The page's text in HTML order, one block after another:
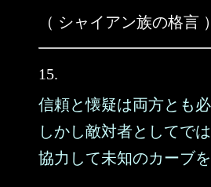
（ シャイアン族の格言 ）
15.
信頼と懐疑は両方とも必
しかし敵対者としてでは
協力して未知のカーブ